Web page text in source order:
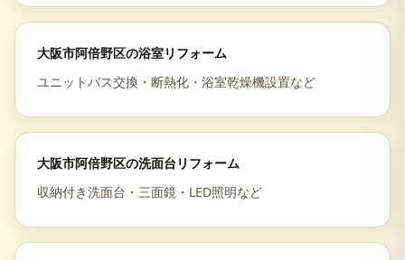
大阪市阿倍野区の浴室リフォーム
ユニットバス交換・断熱化・浴室乾燥機設置など
大阪市阿倍野区の洗面台リフォーム
収納付き洗面台・三面鏡・LED照明など